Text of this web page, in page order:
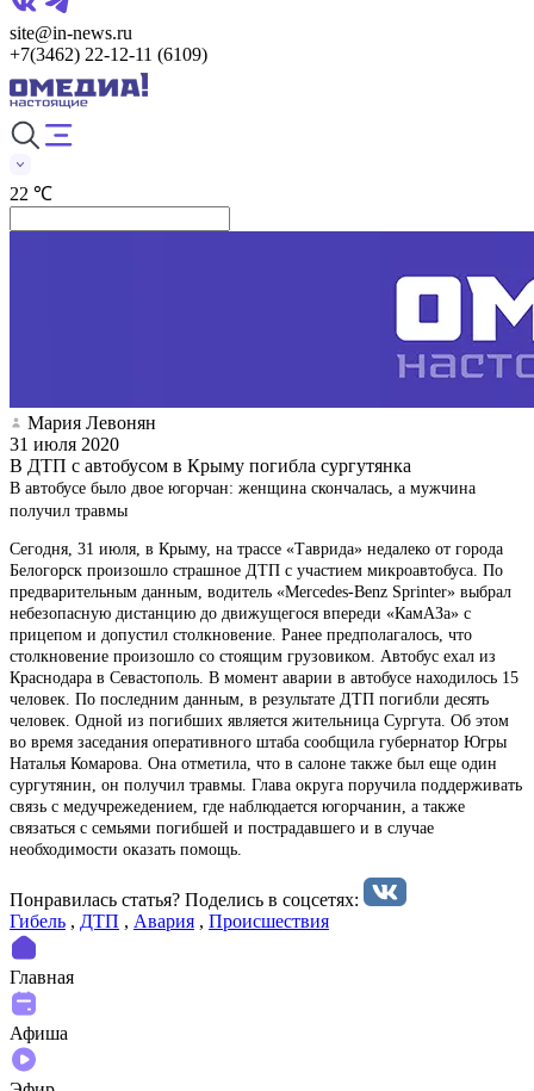
site@in-news.ru
+7(3462) 22-12-11 (6109)
22 ℃
Мария Левонян
31 июля 2020
В ДТП с автобусом в Крыму погибла сургутянка
В автобусе было двое югорчан: женщина скончалась, а мужчина
получил травмы
Сегодня, 31 июля, в Крыму, на трассе «Таврида» недалеко от города
Белогорск произошло страшное ДТП с участием микроавтобуса. По
предварительным данным, водитель «Mercedes-Benz Sprinter» выбрал
небезопасную дистанцию до движущегося впереди «КамАЗа» с
прицепом и допустил столкновение. Ранее предполагалось, что
столкновение произошло со стоящим грузовиком. Автобус ехал из
Краснодара в Севастополь. В момент аварии в автобусе находилось 15
человек. По последним данным, в результате ДТП погибли десять
человек. Одной из погибших является жительница Сургута. Об этом
во время заседания оперативного штаба сообщила губернатор Югры
Наталья Комарова. Она отметила, что в салоне также был еще один
сургутянин, он получил травмы. Глава округа поручила поддерживать
связь с медучрежедением, где наблюдается югорчанин, а также
связаться с семьями погибшей и пострадавшего и в случае
необходимости оказать помощь.
Понравилась статья? Поделиcь в соцсетях:
Гибель , ДТП , Авария , Происшествия
Главная
Афиша